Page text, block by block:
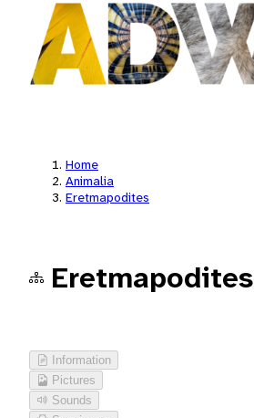
Home
Animalia
Eretmapodites
Eretmapodites
Information
Pictures
Sounds